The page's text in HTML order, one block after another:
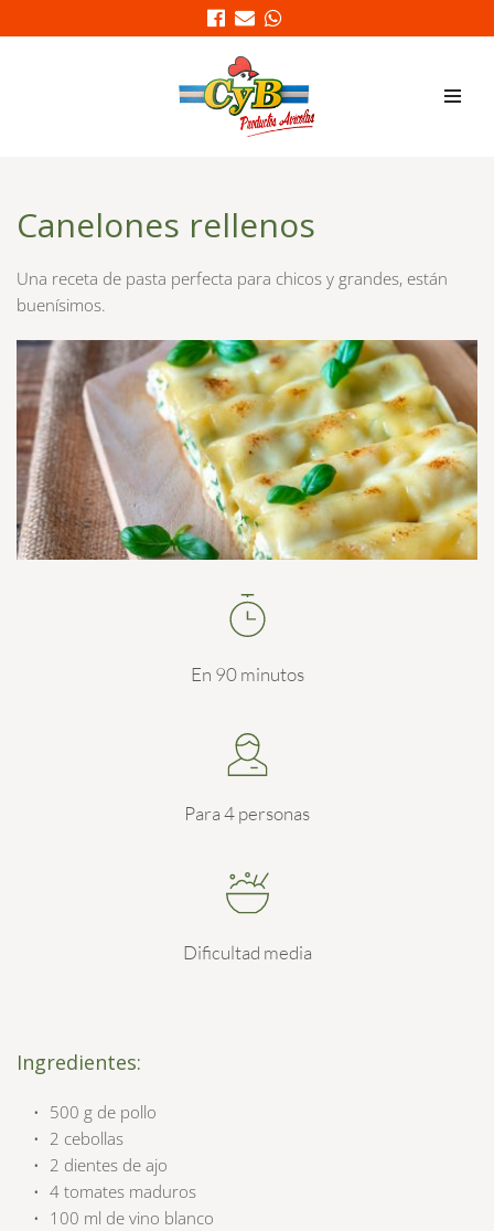
Canelones rellenos
Una receta de pasta perfecta para chicos y grandes, están
buenísimos.
En 90 minutos
Para 4 personas
Dificultad media
Ingredientes:
500 g de pollo
2 cebollas
2 dientes de ajo
4 tomates maduros
100 ml de vino blanco